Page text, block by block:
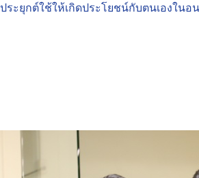
ประยุกต์ใช้ให้เกิดประโยชน์กับตนเองในอ